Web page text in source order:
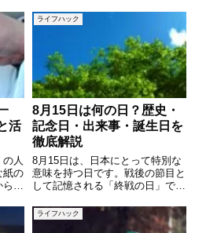
はさ
が
は
、
けておくことで、ビジネスの会食
やフォーマルなディナーでも自信
を持って振る舞うことができま
す。本記事では、テーブルマナー
活
人
紙の
の
。
など
ライフハック
8月15日は何の日？歴史・
記念日・出来事・誕生日を
徹底解説
8月15日は、日本にとって特別な
意味を持つ日です。戦後の節目と
して記憶される「終戦の日」であ
来事や記念日が数多く存在しま
す。さらに、著名人の誕生日や命
ライフハック